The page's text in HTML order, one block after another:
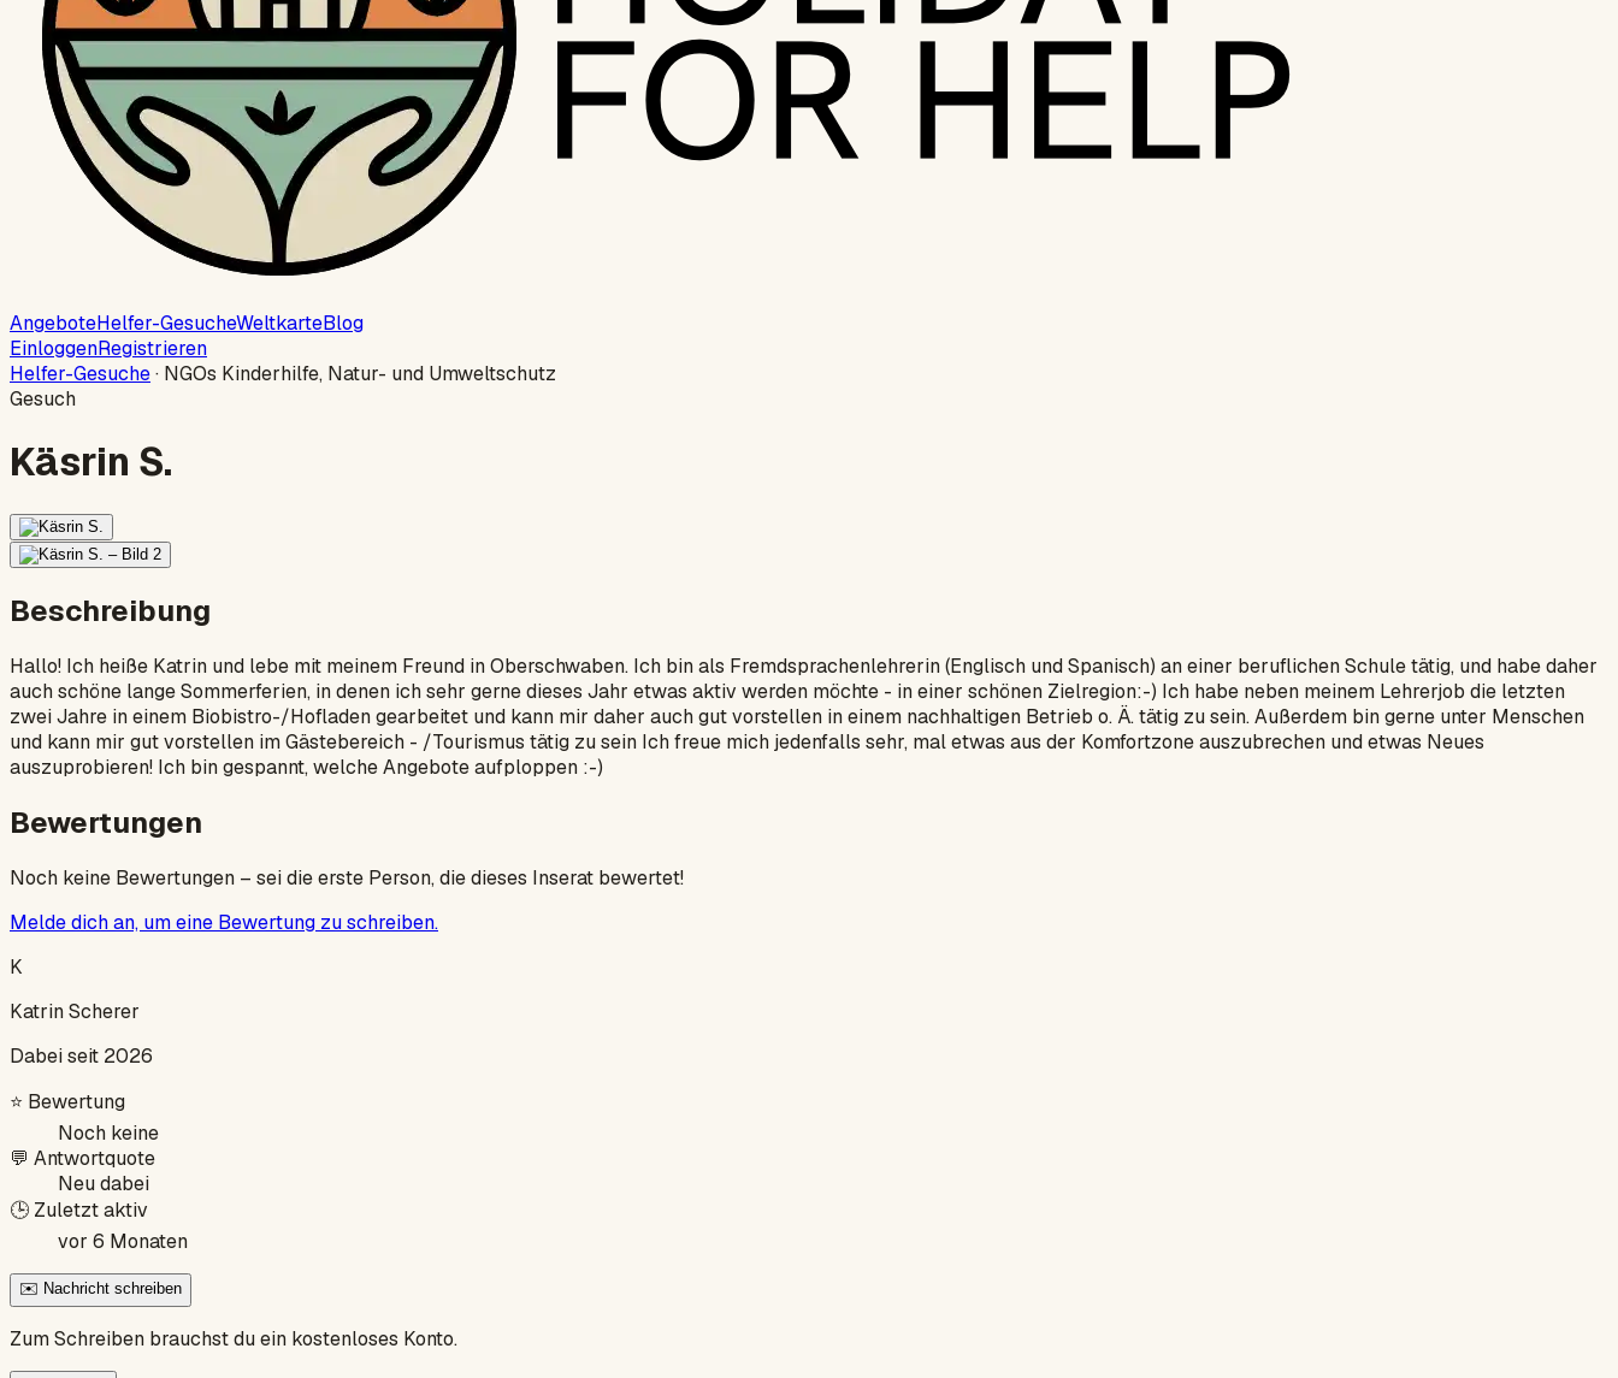
AngeboteHelfer-GesucheWeltkarteBlog
EinloggenRegistrieren
Helfer-Gesuche· NGOs Kinderhilfe, Natur- und Umweltschutz
Gesuch
Käsrin S.
Beschreibung
Hallo! Ich heiße Katrin und lebe mit meinem Freund in Oberschwaben. Ich bin als Fremdsprachenlehrerin (Englisch und Spanisch) an einer beruflichen Schule tätig, und habe daher
auch schöne lange Sommerferien, in denen ich sehr gerne dieses Jahr etwas aktiv werden möchte - in einer schönen Zielregion:-) Ich habe neben meinem Lehrerjob die letzten
zwei Jahre in einem Biobistro-/Hofladen gearbeitet und kann mir daher auch gut vorstellen in einem nachhaltigen Betrieb o. Ä. tätig zu sein. Außerdem bin gerne unter Menschen
und kann mir gut vorstellen im Gästebereich - /Tourismus tätig zu sein Ich freue mich jedenfalls sehr, mal etwas aus der Komfortzone auszubrechen und etwas Neues
auszuprobieren! Ich bin gespannt, welche Angebote aufploppen :-)
Bewertungen
Noch keine Bewertungen – sei die erste Person, die dieses Inserat bewertet!
Melde dich an, um eine Bewertung zu schreiben.
K
Katrin Scherer
Dabei seit 2026
⭐ Bewertung
Noch keine
💬 Antwortquote
Neu dabei
🕒 Zuletzt aktiv
vor 6 Monaten
✉️ Nachricht schreiben
Zum Schreiben brauchst du ein kostenloses Konto.